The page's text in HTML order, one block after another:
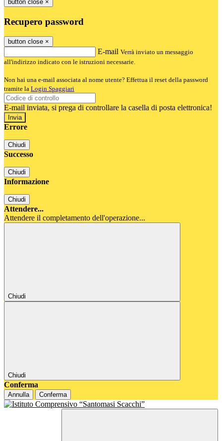
button close ×
Recupero password
button close ×
E-mail Verrà inviato un messaggio
all'indirizzo indicato con le istruzioni necessarie.
Non hai una e-mail associata al nome utente? Effettua il reset della password
tramite la Login Spaggiari
E-mail inviata, si prega di controllare la casella di posta elettronica!
Errore
Chiudi
Successo
Chiudi
Informazione
Chiudi
Attendere...
Attendere il completamento dell'operazione...
Chiudi
Chiudi
Conferma
Annulla Conferma